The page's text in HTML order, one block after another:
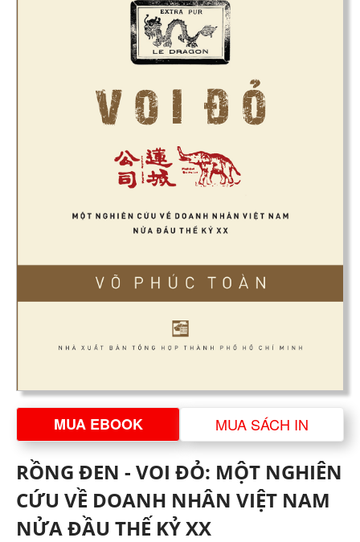
MUA EBOOK MUA SÁCH IN
RỒNG ĐEN - VOI ĐỎ: MỘT NGHIÊN
CỨU VỀ DOANH NHÂN VIỆT NAM
NỬA ĐẦU THẾ KỶ XX